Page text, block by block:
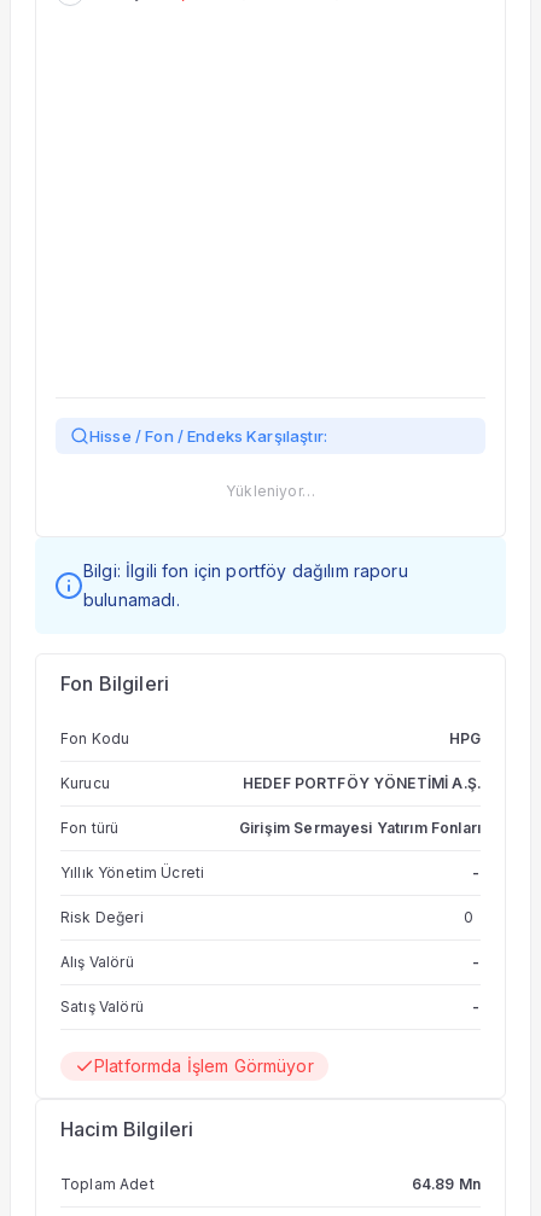
Hisse / Fon / Endeks Karşılaştır:
Yükleniyor…
Bilgi: İlgili fon için portföy dağılım raporu
bulunamadı.
Fon Bilgileri
Fon Kodu HPG
Kurucu HEDEF PORTFÖY YÖNETİMİ A.Ş.
Fon türü Girişim Sermayesi Yatırım Fonları
Yıllık Yönetim Ücreti -
Risk Değeri 0
Alış Valörü -
Satış Valörü -
Platformda İşlem Görmüyor
Hacim Bilgileri
Toplam Adet 64.89 Mn